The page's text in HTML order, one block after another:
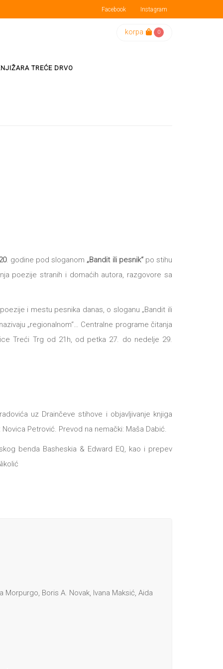
Facebook Instagram
korpa 0
TREĆE DRVO
. godine pod sloganom „Bandit ili pesnik“ po stihu
poezije stranih i domaćih autora, razgovore sa
i mestu pesnika danas, o sloganu „Bandit ili
„regionalnom“… Centralne programe čitanja
Treći Trg od 21h, od petka 27. do nedelje 29.
uz Drainčeve stihove i objavljivanje knjiga
Petrović. Prevod na nemački: Maša Dabić.
benda Basheskia & Edward EQ, kao i prepev
Boris A. Novak, Ivana Maksić, Aida